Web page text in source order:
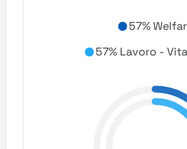
57%
57% Lavoro -